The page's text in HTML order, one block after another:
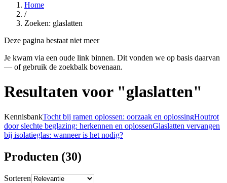
Home
/
Zoeken: glaslatten
Deze pagina bestaat niet meer
Je kwam via een oude link binnen. Dit vonden we op basis daarvan
— of gebruik de zoekbalk bovenaan.
Resultaten voor "glaslatten"
KennisbankTocht bij ramen oplossen: oorzaak en oplossingHoutrot
door slechte beglazing: herkennen en oplossenGlaslatten vervangen
bij isolatieglas: wanneer is het nodig?
Producten (30)
Sorteren